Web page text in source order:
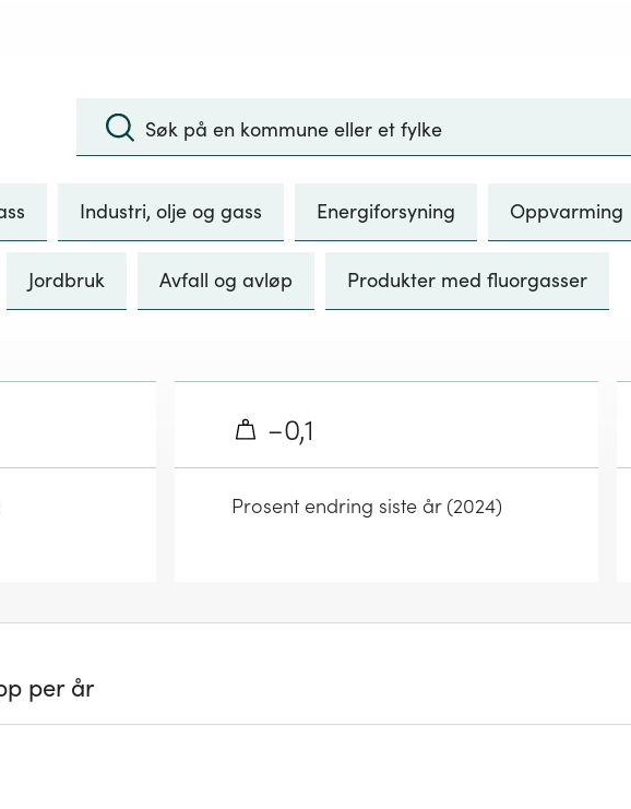
:
Søk
Industri, olje og gass Energiforsyning Oppvarming
Jordbruk Avfall og avløp Produkter med fluorgasser
−0,1
Prosent endring siste år (2024)
per år